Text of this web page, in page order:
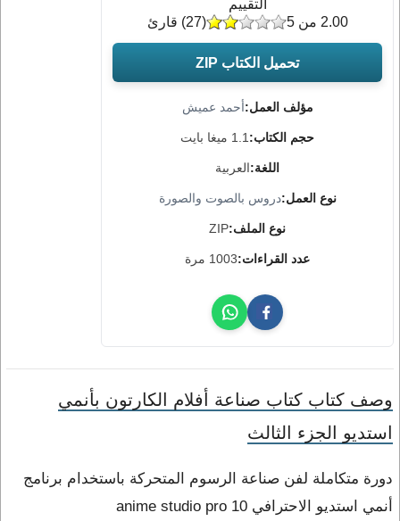
مؤلف العمل:أحمد عميش
حجم الكتاب: 1.1 ميغا بايت
اللغة:العربية
نوع العمل:دروس بالصوت والصورة
نوع الملف:ZIP
عدد القراءات:1003 مرة
التقييم
(
27) قارئ 2.00 من 5
تحميل الكتاب ZIP
وصف كتاب كتاب صناعة أفلام الكارتون بأنمي
استديو الجزء الثالث
دورة متكاملة لفن صناعة الرسوم المتحركة باستخدام برنامج
أنمي استديو الاحترافي anime studio pro 10